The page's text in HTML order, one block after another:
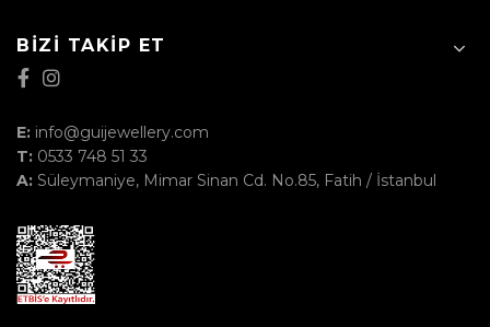
BIZI TAKIP ET
E: info@guijewellery.com
T: 0533 748 51 33
A: Süleymaniye, Mimar Sinan Cd. No.85, Fatih / İstanbul